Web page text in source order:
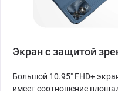
Экран с защитой
Большой 10.95" FHD+
имеет соотношение